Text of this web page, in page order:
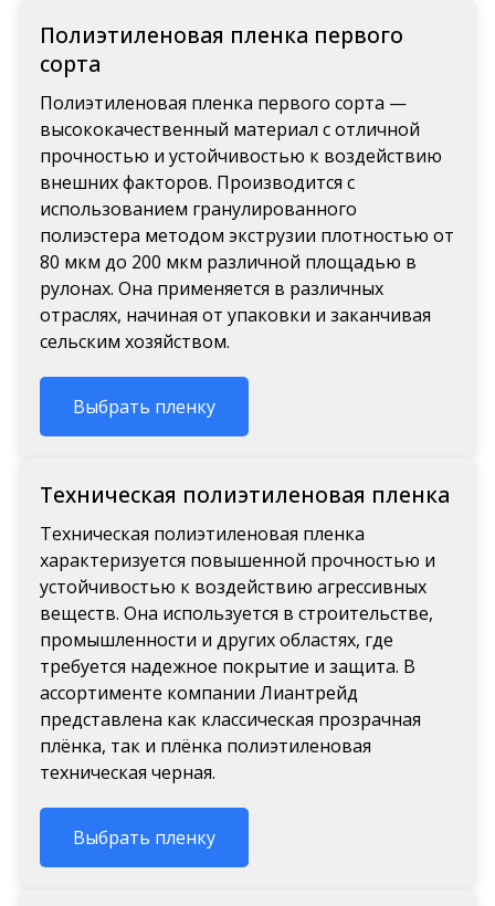
Полиэтиленовая пленка первого
сорта
Полиэтиленовая пленка первого сорта —
высококачественный материал с отличной
прочностью и устойчивостью к воздействию
внешних факторов. Производится с
использованием гранулированного
полиэстера методом экструзии плотностью от
80 мкм до 200 мкм различной площадью в
рулонах. Она применяется в различных
отраслях, начиная от упаковки и заканчивая
сельским хозяйством.
Выбрать пленку
Техническая полиэтиленовая пленка
Техническая полиэтиленовая пленка
характеризуется повышенной прочностью и
устойчивостью к воздействию агрессивных
веществ. Она используется в строительстве,
промышленности и других областях, где
требуется надежное покрытие и защита. В
ассортименте компании Лиантрейд
представлена как классическая прозрачная
плёнка, так и плёнка полиэтиленовая
техническая черная.
Выбрать пленку